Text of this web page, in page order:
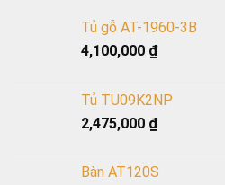
Tủ gỗ AT-1960-3B
4,100,000 ₫
Tủ TU09K2NP
2,475,000 ₫
Bàn AT120S